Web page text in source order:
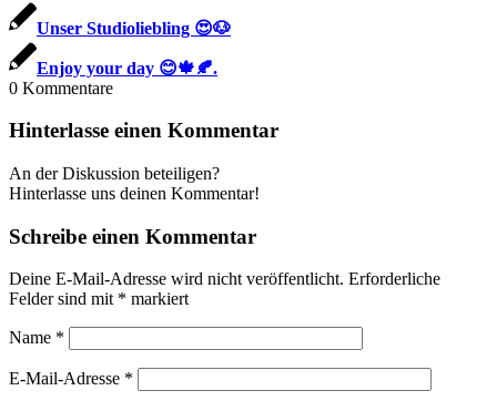
Unser Studioliebling 😍🐶
Enjoy your day 😊🍁🍂.
0 Kommentare
Hinterlasse einen Kommentar
An der Diskussion beteiligen?
Hinterlasse uns deinen Kommentar!
Schreibe einen Kommentar
Deine E-Mail-Adresse wird nicht veröffentlicht. Erforderliche
Felder sind mit * markiert
Name *
E-Mail-Adresse *